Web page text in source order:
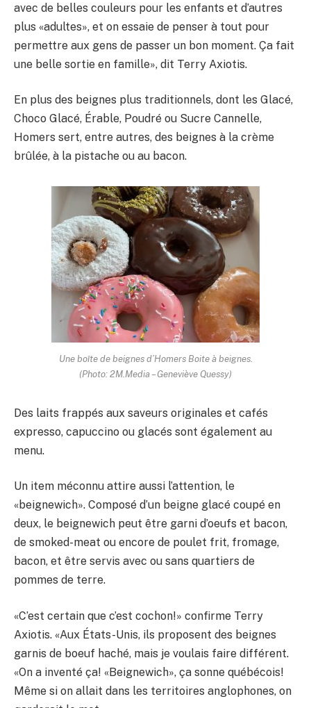
avec de belles couleurs pour les enfants et d’autres
plus «adultes», et on essaie de penser à tout pour
permettre aux gens de passer un bon moment. Ça fait
une belle sortie en famille», dit Terry Axiotis.
En plus des beignes plus traditionnels, dont les Glacé,
Choco Glacé, Érable, Poudré ou Sucre Cannelle,
Homers sert, entre autres, des beignes à la crème
brûlée, à la pistache ou au bacon.
Une boîte de beignes d’Homers Boite à beignes.
(Photo: 2M.Media – Geneviève Quessy)
Des laits frappés aux saveurs originales et cafés
expresso, capuccino ou glacés sont également au
menu.
Un item méconnu attire aussi l’attention, le
«beignewich». Composé d’un beigne glacé coupé en
deux, le beignewich peut être garni d’oeufs et bacon,
de smoked-meat ou encore de poulet frit, fromage,
bacon, et être servis avec ou sans quartiers de
pommes de terre.
«C’est certain que c’est cochon!» confirme Terry
Axiotis. «Aux États-Unis, ils proposent des beignes
garnis de boeuf haché, mais je voulais faire différent.
«On a inventé ça! «Beignewich», ça sonne québécois!
Même si on allait dans les territoires anglophones, on